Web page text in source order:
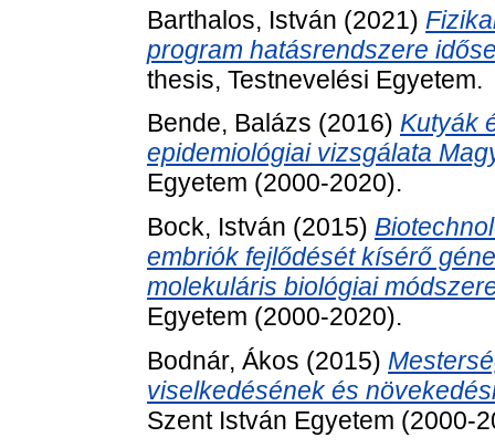
Barthalos, István (2021)
program hatásrendszere
thesis, Testnevelési Egyetem.
Bende, Balázs (2016) Kutyák
epidemiológiai vizsgálata
Egyetem (2000-2020).
Bock, István (2015)
embriók fejlődését kísérő
molekuláris biológiai
Egyetem (2000-2020).
Bodnár, Ákos (2015)
viselkedésének és
Szent István Egyetem (2000-